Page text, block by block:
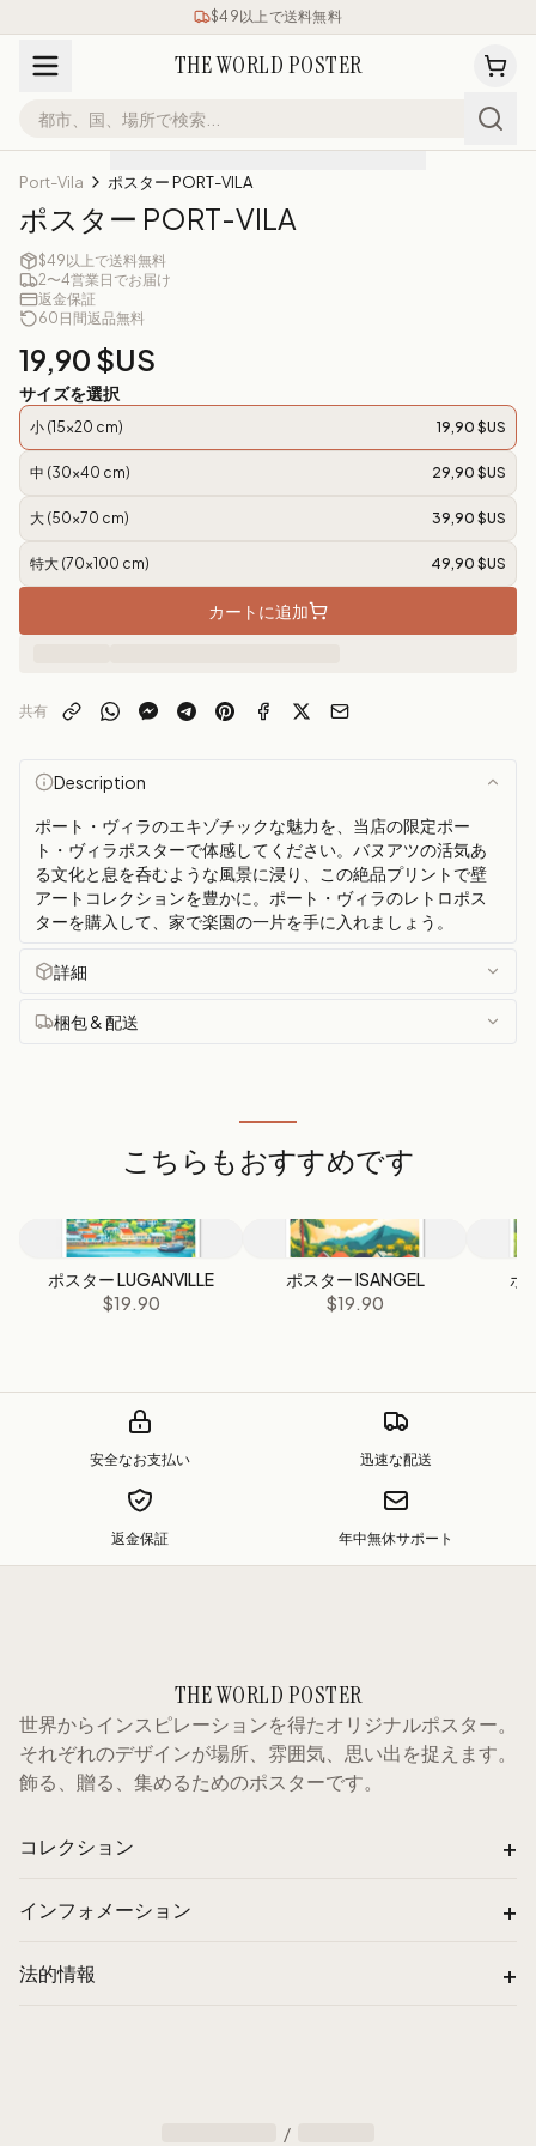
$49以上で送料無料
THE WORLD POSTER
Port-Vila ポスター PORT-VILA
ポスター PORT-VILA
$49以上で送料無料
2〜4営業日でお届け
返金保証
60日間返品無料
19,90 $US
サイズを選択
小 (15x20 cm) 19,90 $US
中 (30x40 cm) 29,90 $US
大 (50x70 cm) 39,90 $US
特大 (70x100 cm) 49,90 $US
カートに追加
共有
Description
ポート・ヴィラのエキゾチックな魅力を、当店の限定ポー
ト・ヴィラポスターで体感してください。バヌアツの活気あ
る文化と息を呑むような風景に浸り、この絶品プリントで壁
アートコレクションを豊かに。ポート・ヴィラのレトロポス
ターを購入して、家で楽園の一片を手に入れましょう。
詳細
梱包 & 配送
こちらもおすすめです
ポスター LUGANVILLE
$19.90
ポスター ISANGEL
$19.90
ポ
安全なお支払い 迅速な配送
返金保証 年中無休サポート
THE WORLD POSTER
世界からインスピレーションを得たオリジナルポスター。
それぞれのデザインが場所、雰囲気、思い出を捉えます。
飾る、贈る、集めるためのポスターです。
コレクション +
インフォメーション +
法的情報 +
/